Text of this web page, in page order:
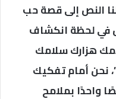
النص إلى قصة حب
في لحظة انكشاف
هزارك سلامك
نحن أمام تفكيك
واحدًا بملامح